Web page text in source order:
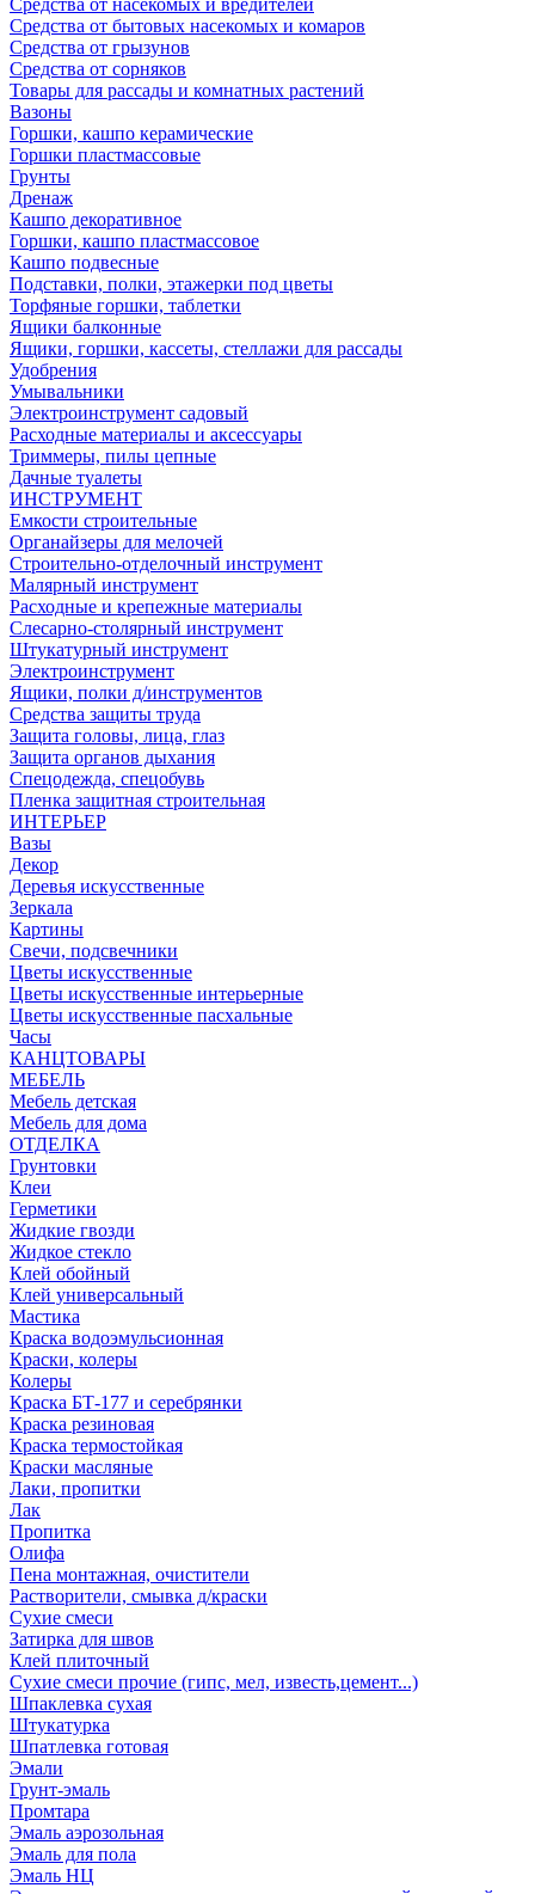
Средства от насекомых и вредителей
Средства от бытовых насекомых и комаров
Средства от грызунов
Средства от сорняков
Товары для рассады и комнатных растений
Вазоны
Горшки, кашпо керамические
Горшки пластмассовые
Грунты
Дренаж
Кашпо декоративное
Горшки, кашпо пластмассовое
Кашпо подвесные
Подставки, полки, этажерки под цветы
Торфяные горшки, таблетки
Ящики балконные
Ящики, горшки, кассеты, стеллажи для рассады
Удобрения
Умывальники
Электроинструмент садовый
Расходные материалы и аксессуары
Триммеры, пилы цепные
Дачные туалеты
ИНСТРУМЕНТ
Емкости строительные
Органайзеры для мелочей
Строительно-отделочный инструмент
Малярный инструмент
Расходные и крепежные материалы
Слесарно-столярный инструмент
Штукатурный инструмент
Электроинструмент
Ящики, полки д/инструментов
Средства защиты труда
Защита головы, лица, глаз
Защита органов дыхания
Спецодежда, спецобувь
Пленка защитная строительная
ИНТЕРЬЕР
Вазы
Декор
Деревья искусственные
Зеркала
Картины
Свечи, подсвечники
Цветы искусственные
Цветы искусственные интерьерные
Цветы искусственные пасхальные
Часы
КАНЦТОВАРЫ
МЕБЕЛЬ
Мебель детская
Мебель для дома
ОТДЕЛКА
Грунтовки
Клеи
Герметики
Жидкие гвозди
Жидкое стекло
Клей обойный
Клей универсальный
Мастика
Краска водоэмульсионная
Краски, колеры
Колеры
Краска БТ-177 и серебрянки
Краска резиновая
Краска термостойкая
Краски масляные
Лаки, пропитки
Лак
Пропитка
Олифа
Пена монтажная, очистители
Растворители, смывка д/краски
Сухие смеси
Затирка для швов
Клей плиточный
Сухие смеси прочие (гипс, мел, известь,цемент...)
Шпаклевка сухая
Штукатурка
Шпатлевка готовая
Эмали
Грунт-эмаль
Промтара
Эмаль аэрозольная
Эмаль для пола
Эмаль НЦ